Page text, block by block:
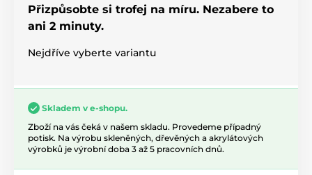
Přizpůsobte si trofej na míru. Nezabere to
ani 2 minuty.
Nejdříve vyberte variantu
Skladem v e-shopu.
Zboží na vás čeká v našem skladu. Provedeme případný
potisk. Na výrobu skleněných, dřevěných a akrylátových
výrobků je výrobní doba 3 až 5 pracovních dnů.